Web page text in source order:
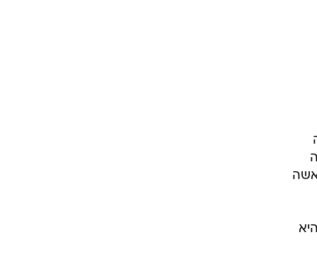
אשה